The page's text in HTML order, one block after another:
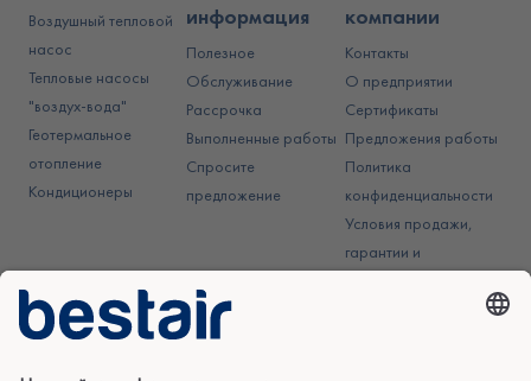
Воздушный тепловой
насос
Тепловые насосы
"воздух-вода"
Геотермальное
отопление
Кондиционеры
информация
Полезное
Обслуживание
Рассрочка
Выполненные работы
Спросите
предложение
компании
Контакты
О предприятии
Сертификаты
Предложения работы
Политика
конфиденциальности
Условия продажи,
гарантии и